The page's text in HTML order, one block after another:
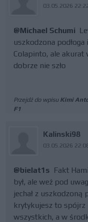
03.05.2026
@Michael Schumi
uszkodzona
Colapinto, ale akurat
dobrze nie szło
Przejdź do wpisu Kimi
F1
Kalinski98
03.05.2026
@bielat1s Fakt
był, ale weź pod
jechał z uszkodzoną
krytykujesz to spójrz
wszystkich, a w